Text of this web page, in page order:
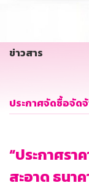
ข่าวสาร
ประกาศจัดซื้อจัด
“ประกาศรา
สะอาด ธนา